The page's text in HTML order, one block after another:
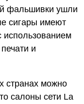
фальшивки ушли
сигары имеют
использованием
и
странах можно
салоны сети La